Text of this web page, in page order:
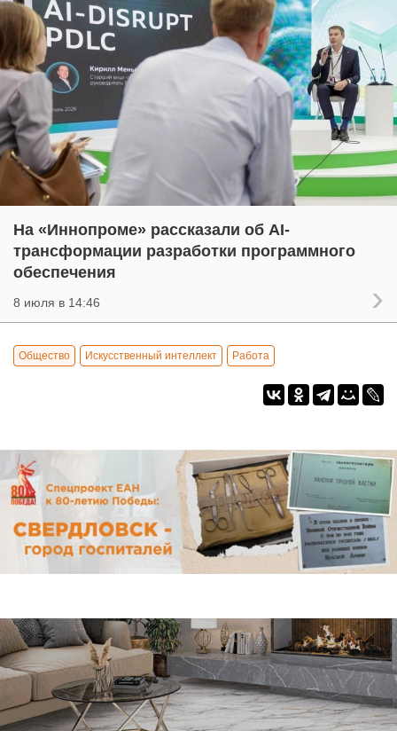
На «Иннопроме» рассказали об AI-
трансформации разработки программного
обеспечения
8 июля в 14:46
Общество Искусственный интеллект Работа